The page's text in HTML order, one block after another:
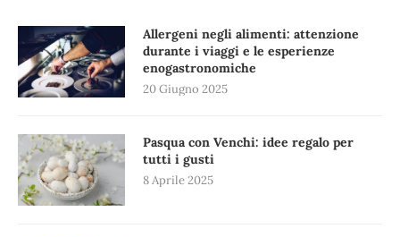
Allergeni negli alimenti: attenzione
durante i viaggi e le esperienze
enogastronomiche
20 Giugno 2025
Pasqua con Venchi: idee regalo per
tutti i gusti
8 Aprile 2025